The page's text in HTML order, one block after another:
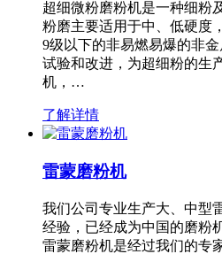
超细微粉磨粉机是一种细粉
粉磨主要适用于中、低硬度
9级以下的非易燃易爆的非
试验和改进，为超细粉的生
机，…
了解详情
雷蒙磨粉机
我们公司专业生产大、中型
经验，已经成为中国的磨粉
雷蒙磨粉机是经过我们的专